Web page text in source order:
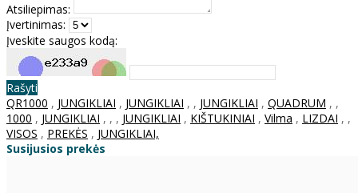
Atsiliepimas:
Įvertinimas:
Įveskite saugos kodą:
Rašyti
QR1000 , JUNGIKLIAI , JUNGIKLIAI , , JUNGIKLIAI , QUADRUM , ,
1000 , JUNGIKLIAI , , , JUNGIKLIAI , KIŠTUKINIAI , Vilma , LIZDAI , ,
VISOS , PREKĖS , JUNGIKLIAI,
Susijusios prekės